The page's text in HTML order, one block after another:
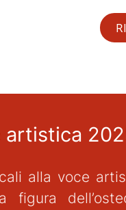
artistica
alla voce